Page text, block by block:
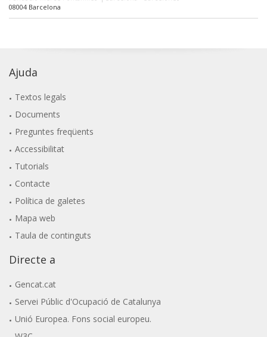
08004 Barcelona
Ajuda
Textos legals
Documents
Preguntes freqüents
Accessibilitat
Tutorials
Contacte
Política de galetes
Mapa web
Taula de continguts
Directe a
Gencat.cat
Servei Públic d'Ocupació de Catalunya
Unió Europea. Fons social europeu.